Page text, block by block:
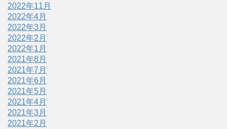
2022年11月
2022年4月
2022年3月
2022年2月
2022年1月
2021年8月
2021年7月
2021年6月
2021年5月
2021年4月
2021年3月
2021年2月